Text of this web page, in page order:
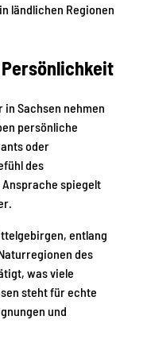
ländlichen Regionen
in Sachsen nehmen
persönliche
oder
des
spiegelt
entlang
des
was viele
steht für echte
und